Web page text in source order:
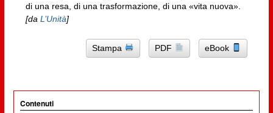
di una resa, di una trasformazione, di una «vita nuova».
[da L’Unità]
Stampa PDF eBook
Contenuti